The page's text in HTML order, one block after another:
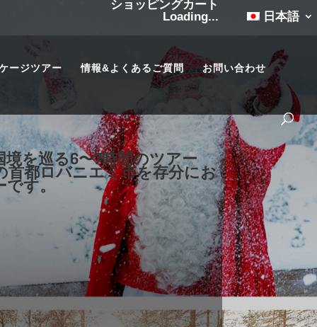
ショッピングカート
Loading...
日本語
ージツアー 情報&よくあるご質問 お問い合わせ
を巡る6〜7時間のツアー
首都ロバニエミ市を存分にお
です。